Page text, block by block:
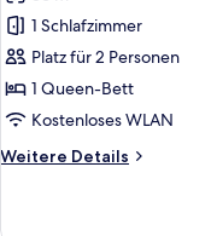
Ferienhaus,
1
Queen-
Bett,
anzeigen
1 Schlafzimmer
Platz für 2 Personen
1 Queen-Bett
Kostenloses WLAN
Weitere Details
Weitere